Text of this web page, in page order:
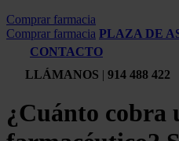
Comprar farmacia
Comprar farmacia PLAZA DE
CONTACTO
LLÁMANOS | 914 488 422
¿Cuánto cobra